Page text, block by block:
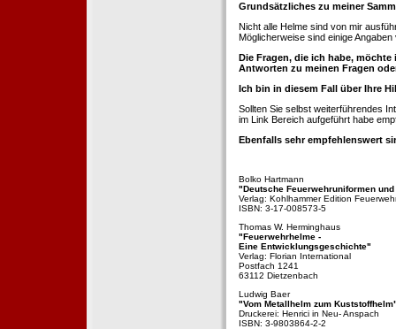
Grundsätzliches zu meiner
Nicht alle Helme sind von mir
Möglicherweise sind einige
Die Fragen, die ich habe,
Antworten zu meinen Fragen
Ich bin in diesem Fall über Ihre
Sollten Sie selbst weiterführendes
im Link Bereich aufgeführt habe
Ebenfalls sehr empfehlenswert
Bolko Hartmann
"Deutsche Feuerwehruniformen
Verlag: Kohlhammer Edition
ISBN: 3-17-008573-5
Thomas W. Herminghaus
"Feuerwehrhelme -
Eine Entwicklungsgeschichte"
Verlag: Florian International
Postfach 1241
63112 Dietzenbach
Ludwig Baer
"Vom Metallhelm zum
Druckerei: Henrici in Neu- Anspach
ISBN: 3-9803864-2-2